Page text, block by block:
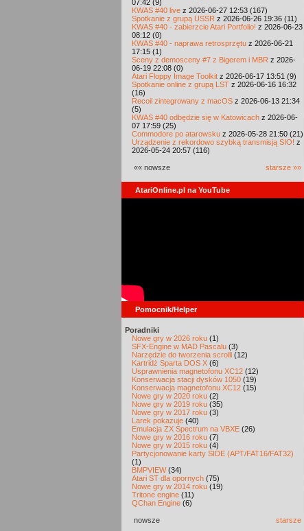
07:42 (9)
KWAS #40 live z 2026-06-27 12:53 (167)
Spotkanie z grupą USSR z 2026-06-26 19:36 (11)
KWAS #40 - zabierzcie Atari Portfolio! z 2026-06-23
08:12 (0)
KWAS #40 - naprawa retrosprzętu z 2026-06-21
17:15 (1)
Sceny z demosceny #7 z Bigerem i MBR z 2026-
06-19 22:08 (0)
Atari Floppy Image Toolkit z 2026-06-17 13:51 (9)
Spotkanie online z grupą LST z 2026-06-16 16:32
(16)
Recoil zintegrowany z macOS z 2026-06-13 21:34
(5)
KWAS #40 odbędzie się w Katowicach z 2026-06-
07 17:59 (25)
Commodore po atarowsku z 2026-05-28 21:50 (21)
Urządzenie z rekordowo szybką transmisją SIO! z
2026-05-24 20:57 (116)
«« nowsze starsze »»
AtariOnline.pl na YouTube
Pomocnik/Helper
Poradniki
Nowe gry w 2026 roku (1)
SFX-Engine w MAD Pascalu (3)
Narzędzie do tworzenia scrolli (12)
Kartridż Sparta DOS X (6)
Usprawnienia magnetofonu XC12 (12)
Konserwacja stacji dysków 1050 (19)
Konserwacja magnetofonu XC12 (15)
Nowe gry w 2020 roku (2)
Nowe gry w 2019 roku (35)
Nowe gry w 2017 roku (3)
Larek pokazuje (40)
Emulacja ZX Spectrum na VBXE (26)
Nowe gry w 2016 roku (7)
Nowe gry w 2015 roku (4)
Partycjonowanie karty SIDE (APT/FAT16/FAT32)
(1)
BMPVIEW(34)
Atari ST dla opornych (75)
Nowe gry w 2014 roku (19)
Tritone engine (11)
QChan Engine (6)
nowsze starsze